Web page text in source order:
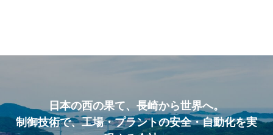
日本の西の果て、長崎から世界へ。
制御技術で、工場・プラントの安全・自動化を実